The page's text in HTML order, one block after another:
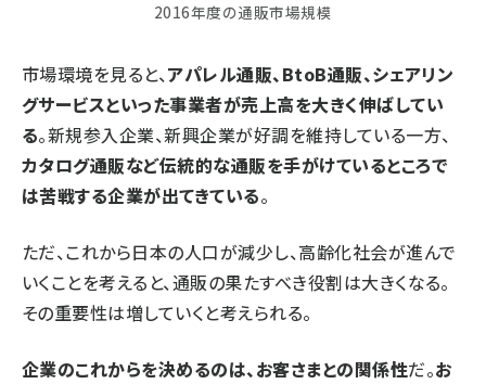
2016年度の通販市場規模
市場環境を見ると、アパレル通販、BtoB通販、シェアリン
グサービスといった事業者が売上高を大きく伸ばしてい
る。新規参入企業、新興企業が好調を維持している一方、
カタログ通販など伝統的な通販を手がけているところで
は苦戦する企業が出てきている。
ただ、これから日本の人口が減少し、高齢化社会が進んで
いくことを考えると、通販の果たすべき役割は大きくなる。
その重要性は増していくと考えられる。
企業のこれからを決めるのは、お客さまとの関係性だ。お